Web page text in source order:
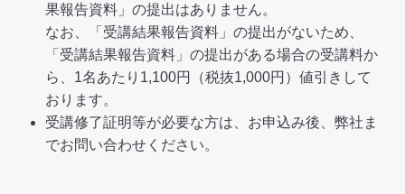
果報告資料」の提出はありません。
なお、「受講結果報告資料」の提出がないため、
「受講結果報告資料」の提出がある場合の受講料か
ら、1名あたり1,100円（税抜1,000円）値引きして
おります。
受講修了証明等が必要な方は、お申込み後、弊社ま
でお問い合わせください。